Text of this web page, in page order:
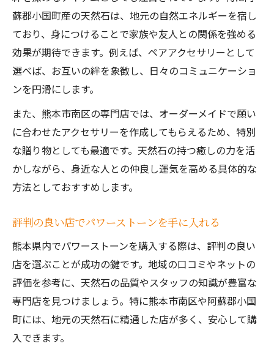
熊本の天然石採掘体験で特別な石と出会う
口コミで広がる阿蘇のパワーストーン活用
術
パワーストーンアクセサリーの選び方とコ
ツ
口コミから選ぶ熊本パワーストーン活用法
口コミで人気のパワーストーン体験スポッ
ト
評判の良い店で選ぶパワーストーンの特徴
秘訣
熊本天燃石占いで自分に合う石を見つける
口コミ情報で失敗しないパワーストーン選
び
蘇郡小国町産の天然石は、地元の自然エネルギーを宿し
ており、身につけることで家族や友人との関係を強める
効果が期待できます。例えば、ペアアクセサリーとして
選べば、お互いの絆を象徴し、日々のコミュニケーショ
ンを円滑にします。
また、熊本市南区の専門店では、オーダーメイドで願い
に合わせたアクセサリーを作成してもらえるため、特別
な贈り物としても最適です。天然石の持つ癒しの力を活
かしながら、身近な人との仲良し運気を高める具体的な
方法としておすすめします。
評判の良い店でパワーストーンを手に入れる
熊本県内でパワーストーンを購入する際は、評判の良い
店を選ぶことが成功の鍵です。地域の口コミやネットの
評価を参考に、天然石の品質やスタッフの知識が豊富な
専門店を見つけましょう。特に熊本市南区や阿蘇郡小国
町には、地元の天然石に精通した店が多く、安心して購
入できます。